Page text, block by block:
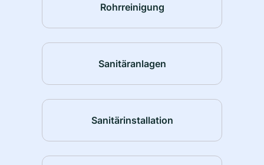
Rohrreinigung
Sanitäranlagen
Sanitärinstallation